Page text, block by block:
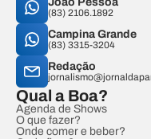
(83) 2106.1892
Campina Grande
(83) 3315-3204
Redação
Qual a Boa?
Agenda de Shows
O que fazer?
Onde comer e beber?